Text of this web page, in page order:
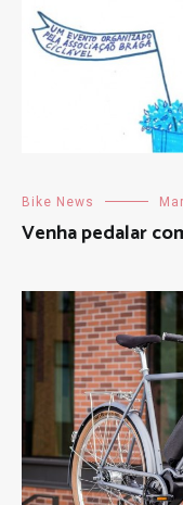
Bike News
Venha pedalar